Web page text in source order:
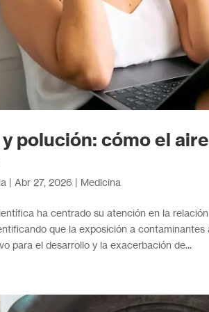
polución: cómo el
|Abr 27, 2026 Medicina
ha centrado su atención en la
que la exposición a
para el desarrollo y la exacerbación de...